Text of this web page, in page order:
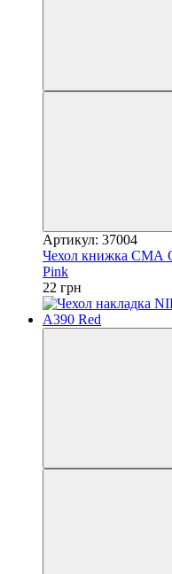
Артикул: 37004
Чехол книжка СМА
Pink
22 грн